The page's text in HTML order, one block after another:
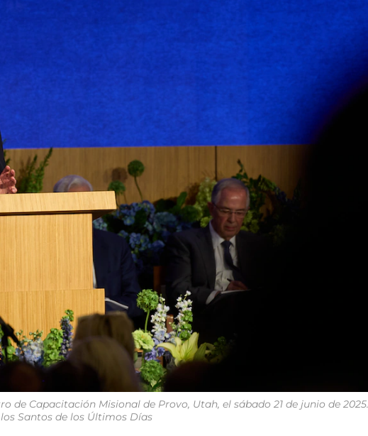
de Capacitación Misional de Provo, Utah, el sábado 21 de junio de 2025.
Santos de los Últimos Días